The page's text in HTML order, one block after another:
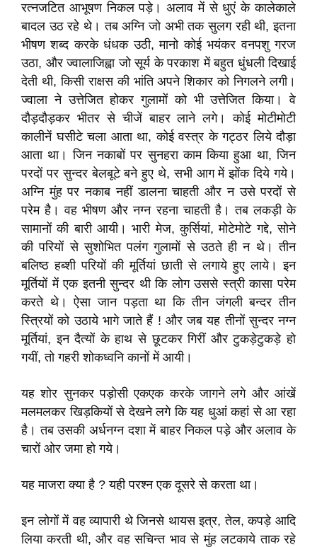
रत्नजटित आभूषण निकल पड़े। अलाव में से धुएं के कालेकाले
बादल उठ रहे थे। तब अग्नि जो अभी तक सुलग रही थी, इतना
भीषण शब्द करके धंधक उठी, मानो कोई भयंकर वनपशु गरज
उठा, और ज्वालाजिह्वा जो सूर्य के परकाश में बहुत धुंधली दिखाई
देती थी, किसी राक्षस की भांति अपने शिकार को निगलने लगी।
ज्वाला ने उत्तेजित होकर गुलामों को भी उत्तेजित किया। वे
दौड़दौड़कर भीतर से चीजें बाहर लाने लगे। कोई मोटीमोटी
कालीनें घसीटे चला आता था, कोई वस्त्र के गट्ठर लिये दौड़ा
आता था। जिन नकाबों पर सुनहरा काम किया हुआ था, जिन
परदों पर सुन्दर बेलबूटे बने हुए थे, सभी आग में झोंक दिये गये।
अग्नि मुंह पर नकाब नहीं डालना चाहती और न उसे परदों से
परेम है। वह भीषण और नग्न रहना चाहती है। तब लकड़ी के
सामानों की बारी आयी। भारी मेज, कुर्सियां, मोटेमोटे गद्दे, सोने
की परियों से सुशोभित पलंग गुलामों से उठते ही न थे। तीन
बलिष्ठ हब्शी परियों की मूर्तियां छाती से लगाये हुए लाये। इन
मूर्तियों में एक इतनी सुन्दर थी कि लोग उससे स्त्री कासा परेम
करते थे। ऐसा जान पड़ता था कि तीन जंगली बन्दर तीन
स्त्रियों को उठाये भागे जाते हैं ! और जब यह तीनों सुन्दर नग्न
मूर्तियां, इन दैत्यों के हाथ से छूटकर गिरीं और टुकड़ेटुकड़े हो
गयीं, तो गहरी शोकध्वनि कानों में आयी।
यह शोर सुनकर पड़ोसी एकएक करके जागने लगे और आंखें
मलमलकर खिड़कियों से देखने लगे कि यह धुआं कहां से आ रहा
है। तब उसकी अर्धनग्न दशा में बाहर निकल पड़े और अलाव के
चारों ओर जमा हो गये।
यह माजरा क्या है ? यही परश्न एक दूसरे से करता था।
इन लोगों में वह व्यापारी थे जिनसे थायस इत्र, तेल, कपड़े आदि
लिया करती थी, और वह सचिन्त भाव से मुंह लटकाये ताक रहे